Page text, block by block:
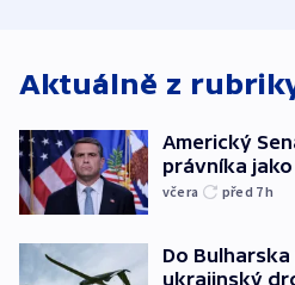
Aktuálně z
Americký
právníka
včera před 7h
Do
ukrajinský